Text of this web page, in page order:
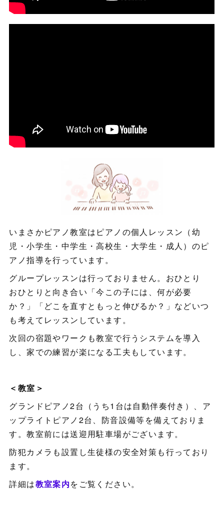
いまさかピアノ教室はピアノの個人レッスン（幼
児・小学生・中学生・高校生・大学生・成人）のピ
アノ指導を行っています。
グループレッスンは行っておりません。おひとり
おひとりと向き合い「今この子には、何が必要
か？」「どこを直すともっと伸びるか？」などいつ
も考えてレッスンしています。
次回の宿題やワークも教室で行うシステムを導入
し、家での練習が楽になる工夫もしています。
＜教室＞
グランドピアノ2台（うち1台は自動伴奏付き）、ア
ップライトピアノ2台、防音設備等を備えておりま
す。教室前には送迎用駐車場がございます。
防犯カメラも設置し生徒様の安全対策も行っており
ます。
詳細は教室案内をご覧ください。